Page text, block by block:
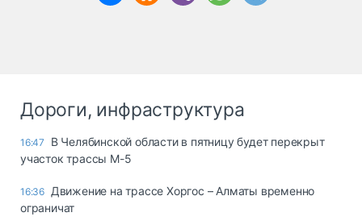
Дороги, инфраструктура
16:47
В Челябинской области в пятницу будет перекрыт
участок трассы М-5
16:36 Движение на трассе Хоргос – Алматы временно
ограничат